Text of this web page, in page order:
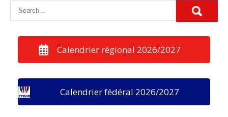
Calendrier régional 2026/2027
Calendrier fédéral 2026/2027